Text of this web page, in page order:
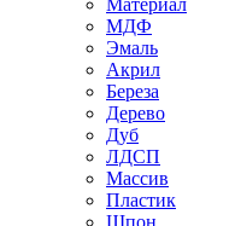
МДФ
Эмаль
Акрил
Береза
Дерево
Дуб
ЛДСП
Массив
Пластик
Шпон